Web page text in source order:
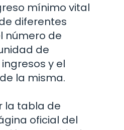
mínimo vital
diferentes
número de
de
y el
la misma.
la tabla de
oficial del